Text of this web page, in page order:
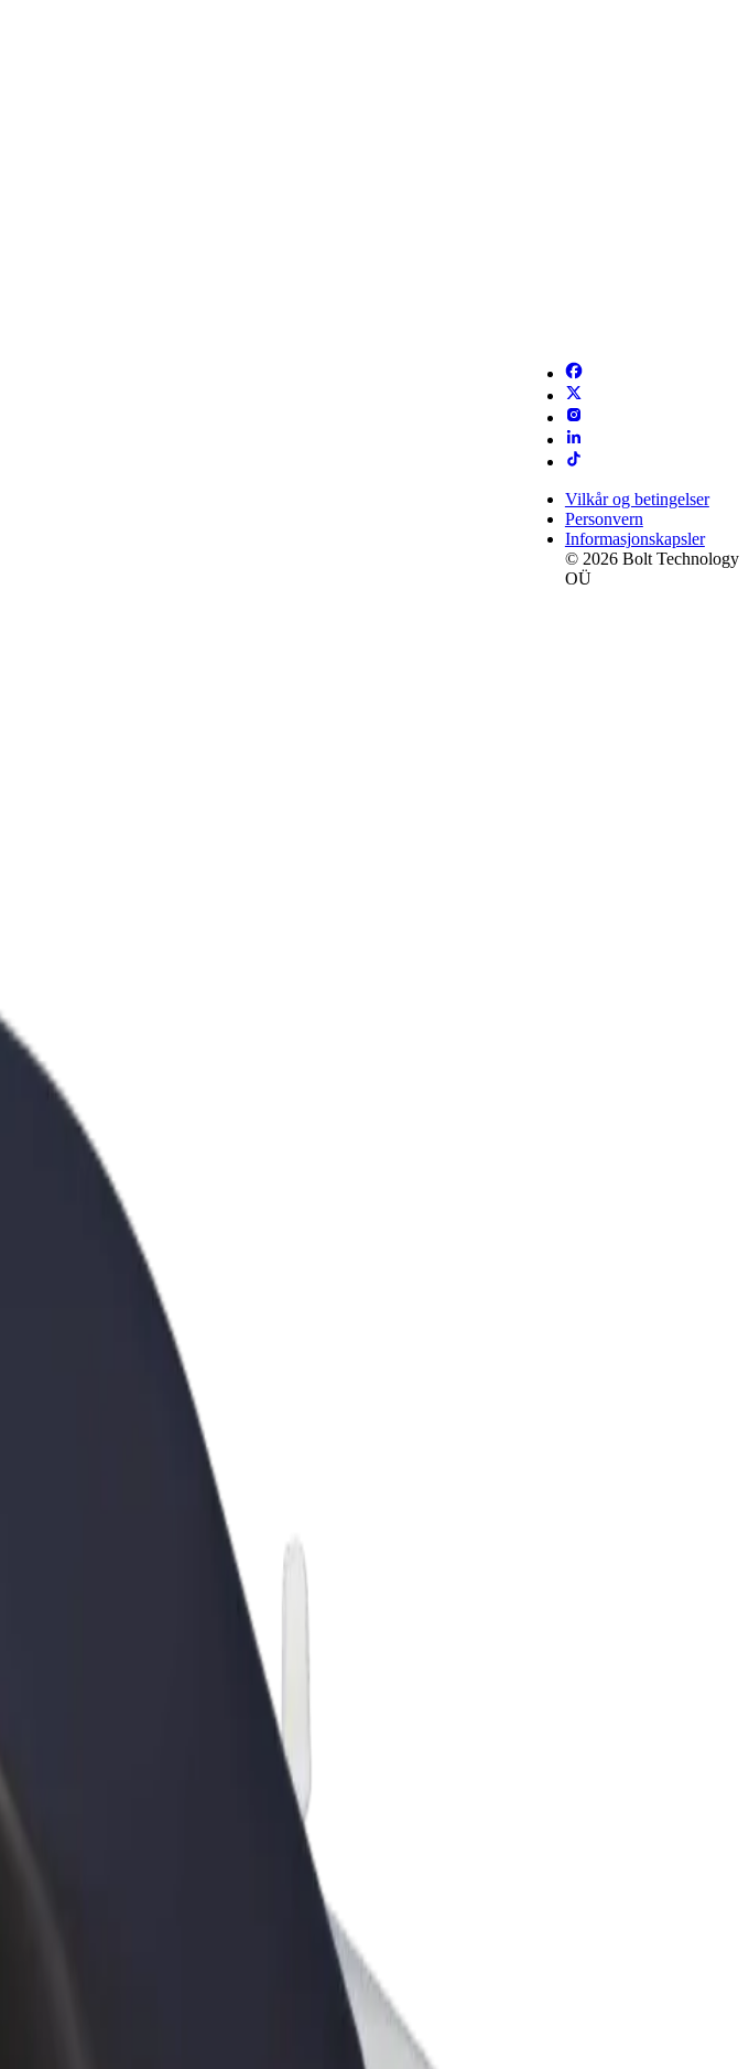
Vilkår og betingelser
Personvern
Informasjonskapsler
© 2026 Bolt Technology
OÜ